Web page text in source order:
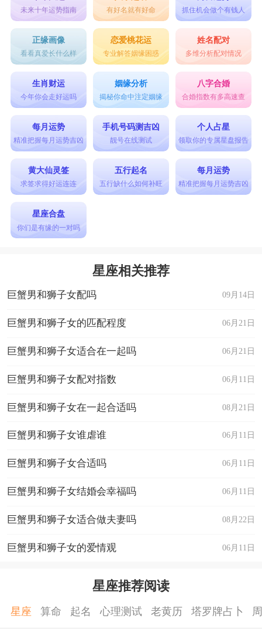
未来十年运势指南 有好名就有好命 抓住机会做个有钱人
正缘画像
看看真爱长什么样
恋爱桃花运
专业解答姻缘困惑
姓名配对
多维分析配对情况
生肖财运
今年你会走好运吗
姻缘分析
揭秘你命中注定姻缘
八字合婚
合婚指数有多高速查
每月运势
精准把握每月运势吉凶
手机号码测吉凶
靓号在线测试
个人占星
领取你的专属星盘报告
黄大仙灵签
求签求得好运连连
五行起名
五行缺什么如何补旺
每月运势
精准把握每月运势吉凶
星座合盘
你们是有缘的一对吗
星座相关推荐
09月14日
巨蟹男和狮子女配吗
06月21日
巨蟹男和狮子女的匹配程度
06月21日
巨蟹男和狮子女适合在一起吗
06月11日
巨蟹男和狮子女配对指数
08月21日
巨蟹男和狮子女在一起合适吗
06月11日
巨蟹男和狮子女谁虐谁
06月11日
巨蟹男和狮子女合适吗
06月11日
巨蟹男和狮子女结婚会幸福吗
08月22日
巨蟹男和狮子女适合做夫妻吗
06月11日
巨蟹男和狮子女的爱情观
星座推荐阅读
星座 算命 起名 心理测试 老黄历 塔罗牌占卜